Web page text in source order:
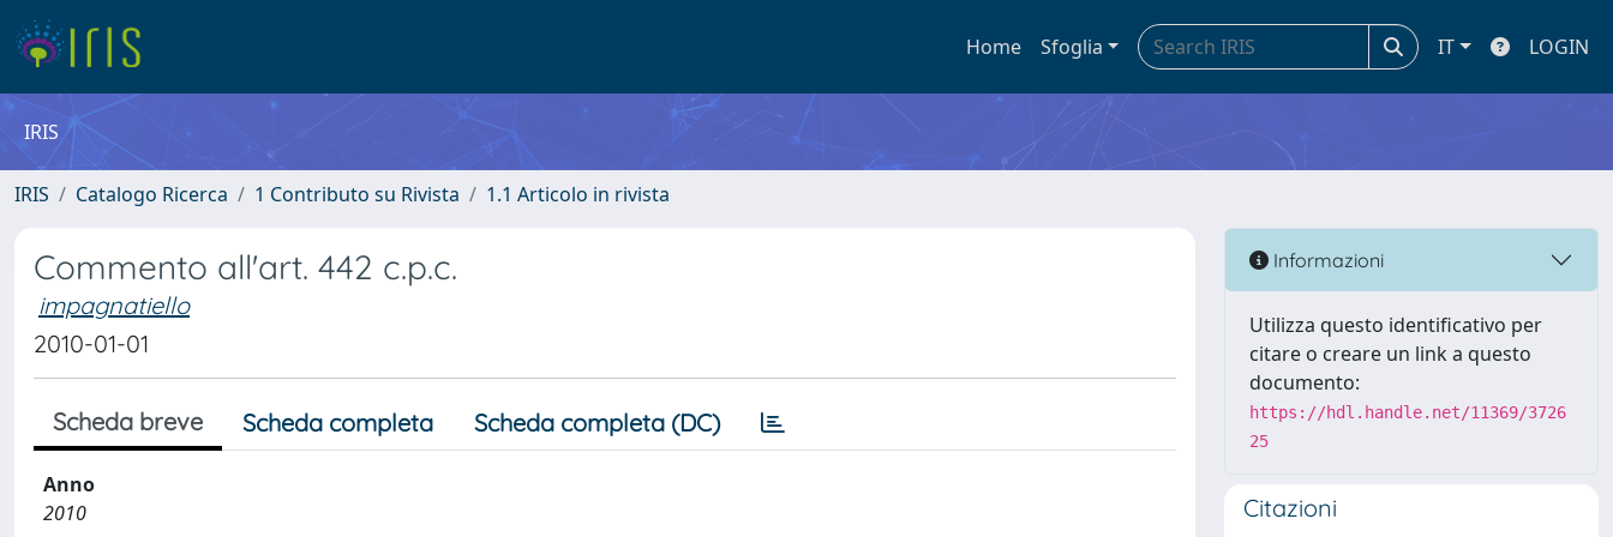
Home Sfoglia IT LOGIN
IRIS
IRIS Catalogo Ricerca 1 Contributo su Rivista 1.1 Articolo in rivista
Commento all'art. 442 c.p.c.
impagnatiello
2010-01-01
Scheda breve Scheda completa Scheda completa (DC)
Anno
2010
Informazioni
Utilizza questo identificativo per
citare o creare un link a questo
documento:
https://hdl.handle.net/11369/3726
25
Citazioni